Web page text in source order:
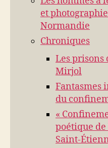
et
Normandie
Chroniques
Les prisons
Mirjol
Fantasmes
du
«
poétique
Saint-